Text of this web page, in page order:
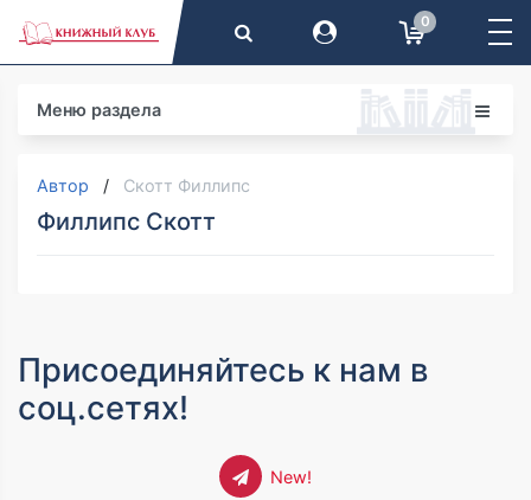
0
Меню раздела
Автор Скотт Филлипс
Филлипс Скотт
Присоединяйтесь к нам в
соц.сетях!
New!